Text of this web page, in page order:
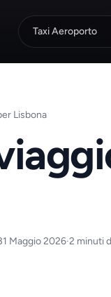
Taxi Aeroporto
Lisbona
Maggio 2026·2 minuti